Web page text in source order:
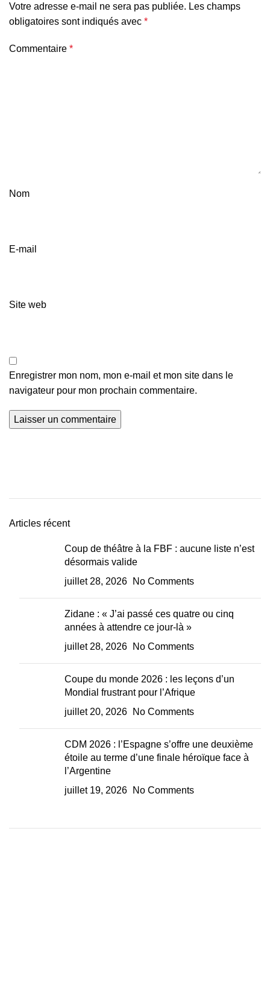
Votre adresse e-mail ne sera pas publiée. Les champs
obligatoires sont indiqués avec *
Commentaire *
Nom
E-mail
Site web
Enregistrer mon nom, mon e-mail et mon site dans le
navigateur pour mon prochain commentaire.
Articles récent
Coup de théâtre à la FBF : aucune liste n’est
désormais valide
juillet 28, 2026
No Comments
Zidane : « J’ai passé ces quatre ou cinq
années à attendre ce jour-là »
juillet 28, 2026
No Comments
Coupe du monde 2026 : les leçons d’un
Mondial frustrant pour l’Afrique
juillet 20, 2026
No Comments
CDM 2026 : l’Espagne s’offre une deuxième
étoile au terme d’une finale héroïque face à
l’Argentine
juillet 19, 2026
No Comments